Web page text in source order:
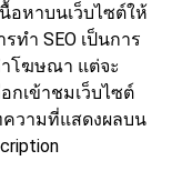
นื้อหาบนเว็บไซต์ให้
ทำ SEO เป็นการ
โฆษณา แต่จะ
กเข้าชมเว็บไซต์
ความที่แสดงผลบน